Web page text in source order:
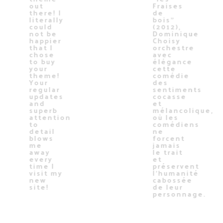
Fraises
de
bois"
(2012),
Dominique
Choisy
orchestre
avec
élégance
cette
comédie
des
sentiments
cocasse
et
mélancolique,
où les
comédiens
ne
forcent
jamais
le trait
et
préservent
l'humanité
cabossée
de leur
personnage.
out
there! I
literally
could
not be
happier
that I
chose
to buy
your
theme!
Your
regular
updates
and
superb
attention
to
detail
blows
me
away
every
time I
visit my
new
site!